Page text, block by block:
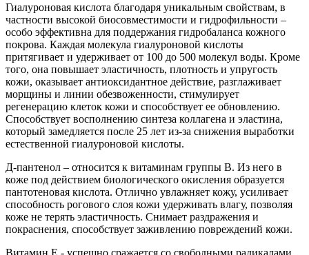
Гиалуроновая кислота благодаря уникальным свойствам, в
частности высокой биосовместимости и гидрофильности –
особо эффективна для поддержания гидробаланса кожного
покрова. Каждая молекула гиалуроновой кислоты
притягивает и удерживает от 100 до 500 молекул воды. Кроме
того, она повышает эластичность, плотность и упругость
кожи, оказывает антиоксидантное действие, разглаживает
морщины и линии обезвоженности, стимулирует
регенерацию клеток кожи и способствует ее обновлению.
Способствует восполнению синтеза коллагена и эластина,
который замедляется после 25 лет из-за снижения выработки
естественной гиалуроновой кислоты.
Д-пантенол – относится к витаминам группы В. Из него в
коже под действием биологического окисления образуется
пантотеновая кислота. Отлично увлажняет кожу, усиливает
способность рогового слоя кожи удерживать влагу, позволяя
коже не терять эластичность. Снимает раздражения и
покраснения, способствует заживлению повреждений кожи.
Витамин Е - успешно сражается со свободными радикалами.